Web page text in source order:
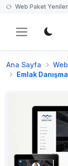
Web Paket
Harika
Ana Sayfa
Emlak